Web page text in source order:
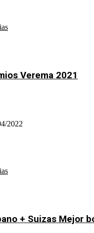
Verema 2021
2022
+ Suizas Mejor